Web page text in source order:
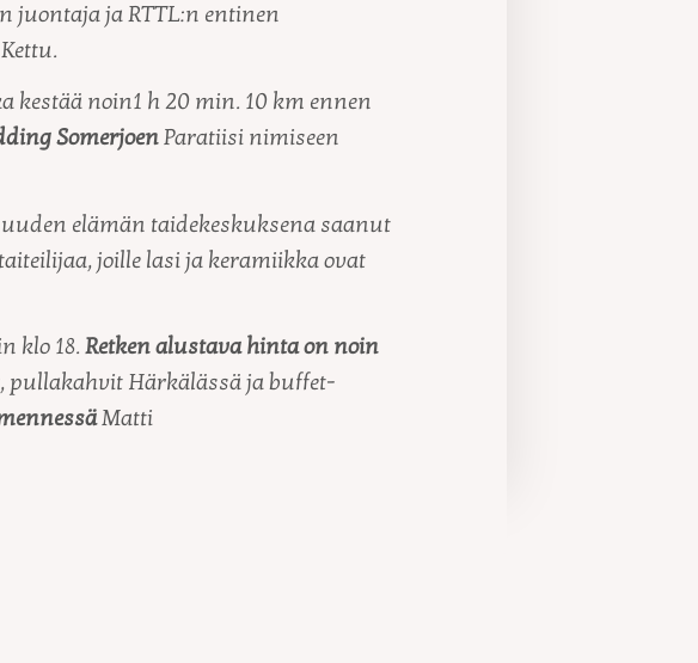
juontaja ja RTTL:n entinen
kestää noin1 h 20 min. 10 km ennen
SomerjoenParatiisi nimiseen
elämän taidekeskuksena saanut
joille lasi ja keramiikka ovat
klo 18.Retken alustava hinta on noin
pullakahvit Härkälässä ja buffet-
Matti